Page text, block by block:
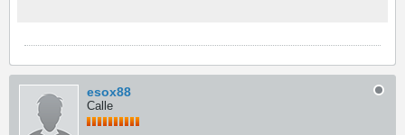
esox88
Calle